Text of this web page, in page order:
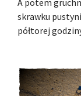
skrawku
półtorej